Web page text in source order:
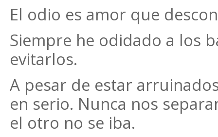
El odio es amor que
Siempre he odidado a los
evitarlos.
A pesar de estar
en serio. Nunca nos
el otro no se iba.